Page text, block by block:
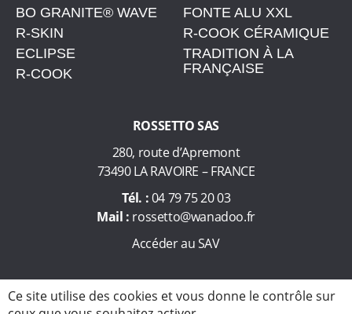
t
e
s
d
c
u
i
s
o
BO GRANITE® WAVE
R-SKIN
ECLIPSE
R-COOK
FONTE ALU XXL
R-COOK CÉRAMIQUE
TRADITION À LA
FRANÇAISE
ROSSETTO SAS
280, route d’Apremont
73490 LA RAVOIRE – FRANCE
Tél. :04 79 75 20 03
Mail : rossetto@wanadoo.fr
Accéder au SAV
de 60 ans 2026
Ce site utilise des cookies et vous donne le contrôle sur